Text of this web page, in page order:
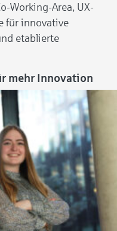
Working-Area, UX-
für innovative
etablierte
mehr Innovation